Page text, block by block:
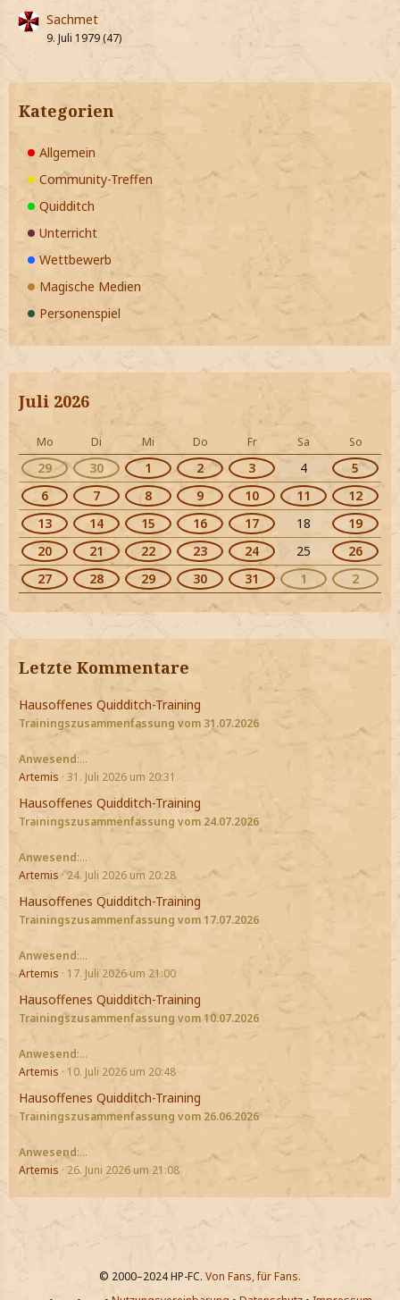
Sachmet
9. Juli 1979 (47)
Kategorien
Allgemein
Community-Treffen
Quidditch
Unterricht
Wettbewerb
Magische Medien
Personenspiel
Juli 2026
Mo Di Mi Do Fr Sa So
29 30 1 2 3 4
5
6
7 8 9 10 11
12
13
14 15 16 17 18
19
20
21 22 23 24 25
26
27
28 29 30 31 1 2
Letzte Kommentare
Hausoffenes Quidditch-Training
Trainingszusammenfassung vom 31.07.2026
Anwesend:…
Artemis 31. Juli 2026 um 20:31
Hausoffenes Quidditch-Training
Trainingszusammenfassung vom 24.07.2026
Anwesend:…
Artemis 24. Juli 2026 um 20:28
Hausoffenes Quidditch-Training
Trainingszusammenfassung vom 17.07.2026
Anwesend:…
Artemis
17. Juli 2026 um 21:00
Hausoffenes Quidditch-Training
Trainingszusammenfassung vom 10.07.2026
Anwesend:…
Artemis
10. Juli 2026 um 20:48
Hausoffenes Quidditch-Training
Trainingszusammenfassung vom 26.06.2026
Anwesend:…
Artemis
26. Juni 2026 um 21:08
© 2000–2024 HP-FC. Von Fans, für Fans.